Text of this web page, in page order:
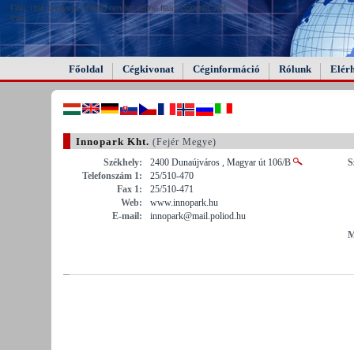
FAIL (the browser should render some flash content, not
this).
Főoldal Cégkivonat Céginformáció Rólunk
Innopark Kht. (Fejér Megye)
Székhely:
2400 Dunaújváros , Magyar út 106/B
Telefonszám 1:
25/510-470
Fax 1:
25/510-471
Web:
www.innopark.hu
E-mail:
innopark@mail.poliod.hu